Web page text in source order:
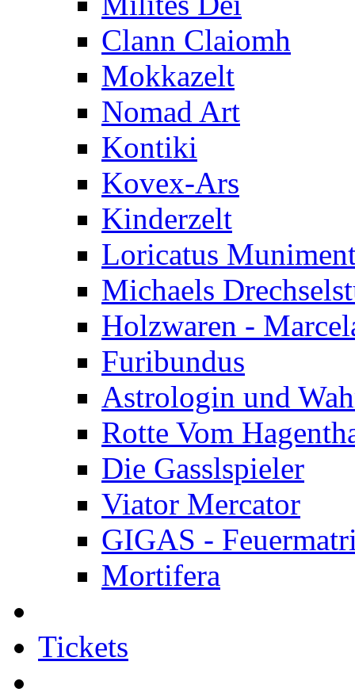
Clann Claiomh
Mokkazelt
Nomad Art
Kontiki
Kovex-Ars
Kinderzelt
Loricatus
Michaels
Holzwaren -
Furibundus
Astrologin und
Rotte Vom
Die Gasslspieler
Viator Mercator
GIGAS -
Mortifera
Tickets